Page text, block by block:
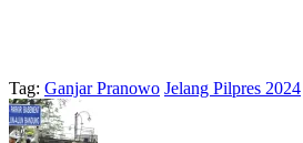
Tag: Ganjar Pranowo Jelang Pilpres 2024